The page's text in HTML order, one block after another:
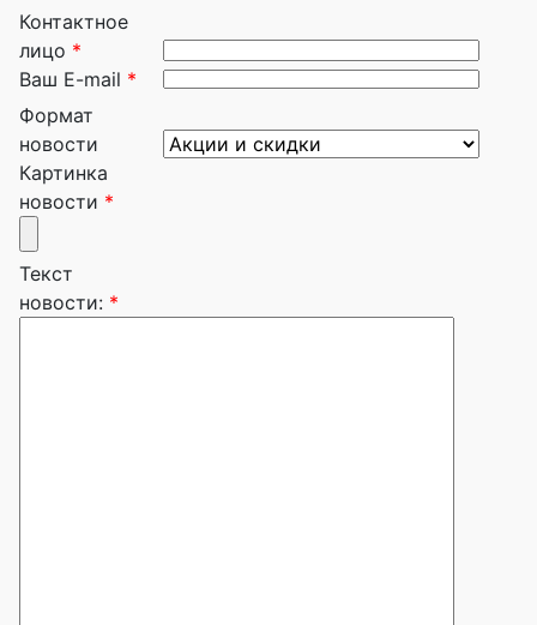
Контактное
лицо *
Ваш E-mail *
Формат
новости
Картинка
новости *
Текст
новости: *